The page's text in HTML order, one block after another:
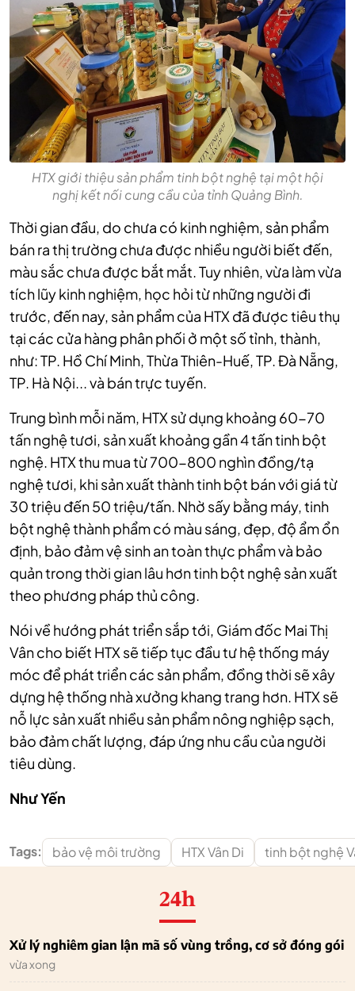
HTX giới thiệu sản phẩm tinh bột nghệ tại một hội
nghị kết nối cung cầu của tỉnh Quảng Bình.
Thời gian đầu, do chưa có kinh nghiệm, sản phẩm
bán ra thị trường chưa được nhiều người biết đến,
màu sắc chưa được bắt mắt. Tuy nhiên, vừa làm vừa
tích lũy kinh nghiệm, học hỏi từ những người đi
trước, đến nay, sản phẩm của HTX đã được tiêu thụ
tại các cửa hàng phân phối ở một số tỉnh, thành,
như: TP. Hồ Chí Minh, Thừa Thiên-Huế, TP. Đà Nẵng,
TP. Hà Nội... và bán trực tuyến.
Trung bình mỗi năm, HTX sử dụng khoảng 60-70
tấn nghệ tươi, sản xuất khoảng gần 4 tấn tinh bột
nghệ. HTX thu mua từ 700-800 nghìn đồng/tạ
nghệ tươi, khi sản xuất thành tinh bột bán với giá từ
30 triệu đến 50 triệu/tấn. Nhờ sấy bằng máy, tinh
bột nghệ thành phẩm có màu sáng, đẹp, độ ẩm ổn
định, bảo đảm vệ sinh an toàn thực phẩm và bảo
quản trong thời gian lâu hơn tinh bột nghệ sản xuất
theo phương pháp thủ công.
Nói về hướng phát triển sắp tới, Giám đốc Mai Thị
Vân cho biết HTX sẽ tiếp tục đầu tư hệ thống máy
móc để phát triển các sản phẩm, đồng thời sẽ xây
dựng hệ thống nhà xưởng khang trang hơn. HTX sẽ
nỗ lực sản xuất nhiều sản phẩm nông nghiệp sạch,
bảo đảm chất lượng, đáp ứng nhu cầu của người
tiêu dùng.
Như Yến
Tags: bảo vệ môi trường HTX Vân Di tinh bột nghệ
24h
Xử lý nghiêm gian lận mã số vùng trồng, cơ sở đóng gói
vừa xong